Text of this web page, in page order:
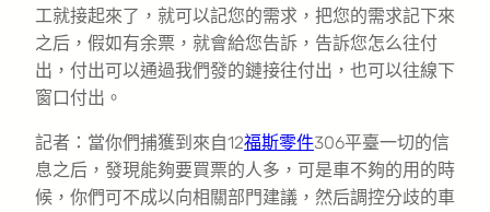
工就接起來了，就可以記您的需求，把您的需求記下來
之后，假如有余票，就會給您告訴，告訴您怎么往付
出，付出可以通過我們發的鏈接往付出，也可以往線下
窗口付出。
記者：當你們捕獲到來自12福斯零件306平臺一切的信
息之后，發現能夠要買票的人多，可是車不夠的用的時
候，你們可不成以向相關部門建議，然后調控分歧的車